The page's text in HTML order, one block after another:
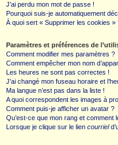
J’ai perdu mon mot de passe !
Pourquoi suis-je automatiquement
À quoi sert « Supprimer les cookies »
Paramètres et préférences de
Comment modifier mes paramètres ?
Comment empêcher mon nom
Les heures ne sont pas correctes !
J’ai changé mon fuseau horaire et
Ma langue n’est pas dans la liste !
A quoi correspondent les images à
Comment puis-je afficher un avatar ?
Qu’est-ce que mon rang et comment
Lorsque je clique sur le lien courriel